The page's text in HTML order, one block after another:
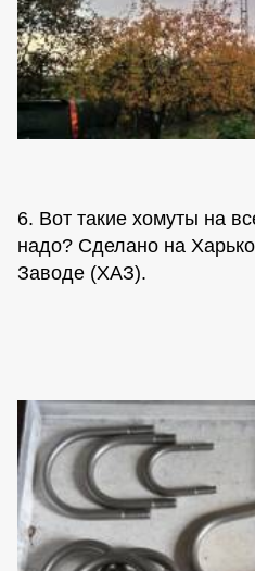
6. Вот такие хомуты на
надо? Сделано на
Заводе (ХАЗ).